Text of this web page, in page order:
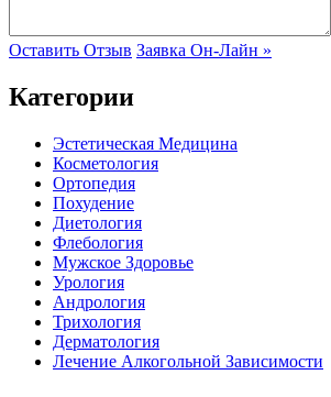
Оставить Отзыв Заявка Он-Лайн »
Категории
Эстетическая Медицина
Косметология
Ортопедия
Похудение
Диетология
Флебология
Мужское Здоровье
Урология
Андрология
Трихология
Дерматология
Лечение Алкогольной Зависимости